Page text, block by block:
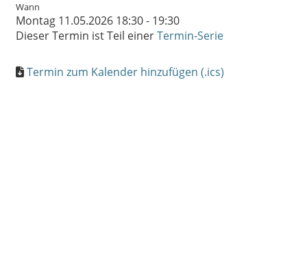
Wann
Montag 11.05.2026 18:30 - 19:30
Dieser Termin ist Teil einerTermin-Serie
Termin zum Kalender hinzufügen (.ics)